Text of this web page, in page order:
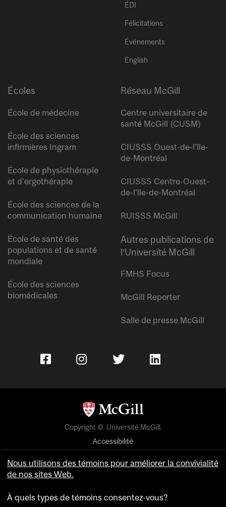
ÉDI
Félicitations
Événements
English
Écoles
École de médecine
École des sciences
infirmières Ingram
École de physiothérapie
et d’ergothérapie
École des sciences de la
communication humaine
École de santé des
populations et de santé
mondiale
École des sciences
biomédicales
Réseau McGill
Centre universitaire de
santé McGill (CUSM)
CIUSSS Ouest-de-l’île-
de-Montréal
CIUSSS Centre-Ouest-
de-l’île-de-Montréal
RUISSS McGill
Autres publications de
l’Université McGill
FMHS Focus
McGill Reporter
Salle de presse McGill
Copyright © Université McGill.
Accessibilité
Avis sur les témoins
Nous utilisons des témoins pour améliorer la convivialité
de nos sites Web.
À quels types de témoins consentez-vous?